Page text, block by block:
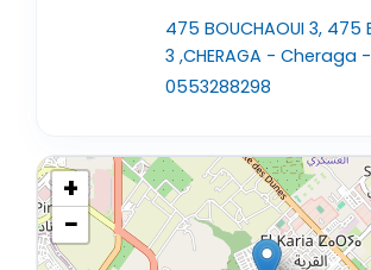
475 BOUCHAOUI 3, 475
3 ,CHERAGA - Cheraga
0553288298
+
−